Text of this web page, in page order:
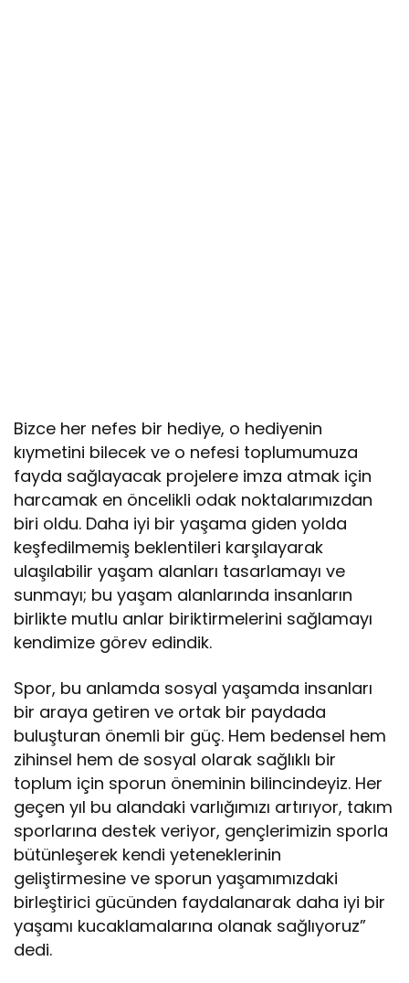
Bizce her nefes bir hediye, o hediyenin
kıymetini bilecek ve o nefesi toplumumuza
fayda sağlayacak projelere imza atmak için
harcamak en öncelikli odak noktalarımızdan
biri oldu. Daha iyi bir yaşama giden yolda
keşfedilmemiş beklentileri karşılayarak
ulaşılabilir yaşam alanları tasarlamayı ve
sunmayı; bu yaşam alanlarında insanların
birlikte mutlu anlar biriktirmelerini sağlamayı
kendimize görev edindik.
Spor, bu anlamda sosyal yaşamda insanları
bir araya getiren ve ortak bir paydada
buluşturan önemli bir güç. Hem bedensel hem
zihinsel hem de sosyal olarak sağlıklı bir
toplum için sporun öneminin bilincindeyiz. Her
geçen yıl bu alandaki varlığımızı artırıyor, takım
sporlarına destek veriyor, gençlerimizin sporla
bütünleşerek kendi yeteneklerinin
geliştirmesine ve sporun yaşamımızdaki
birleştirici gücünden faydalanarak daha iyi bir
yaşamı kucaklamalarına olanak sağlıyoruz”
dedi.